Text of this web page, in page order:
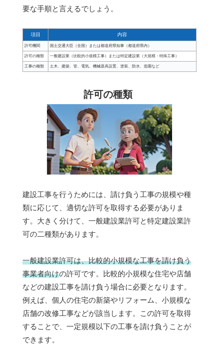
要な手順と言えるでしょう。
項目 内容
許可機関 国土交通大臣（全国）または都道府県知事（都道府県内）
許可の種類 一般建設業（比較的小規模工事）または特定建設業（大規模・特殊工事）
工事の種類 土木、建築、管、電気、機械器具設置、塗装、防水、造園など
許可の種類
建設工事を行うためには、請け負う工事の規模や種
類に応じて、適切な許可を取得する必要がありま
す。大きく分けて、一般建設業許可と特定建設業許
可の二種類があります。
一般建設業許可は、比較的小規模な工事を請け負う
事業者向けの許可です。比較的小規模な住宅や店舗
などの建設工事を請け負う場合に必要となります。
例えば、個人の住宅の新築やリフォーム、小規模な
店舗の改修工事などが該当します。この許可を取得
することで、一定規模以下の工事を請け負うことが
できます。